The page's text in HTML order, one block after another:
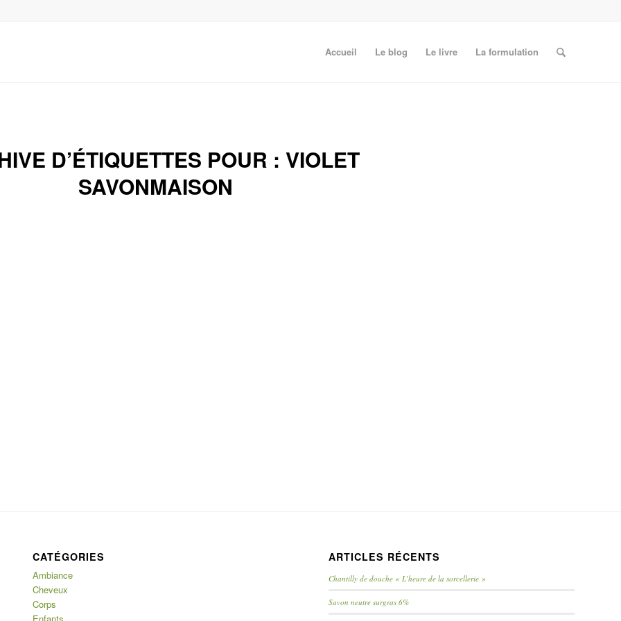
Accueil Le blog Le livre La formulation
D’ÉTIQUETTES POUR : VIOLET
SAVONMAISON
CATÉGORIES
Ambiance
Cheveux
Corps
ARTICLES RÉCENTS
Chantilly de douche « L’heure de la sorcellerie »
Savon neutre surgras 6%